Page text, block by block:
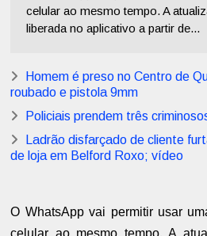
celular ao mesmo tempo. A
liberada no aplicativo a partir de...
Homem é preso no Centro de
roubado e pistola 9mm
Policiais prendem três
Ladrão disfarçado de cliente
de loja em Belford Roxo; vídeo
O WhatsApp vai permitir usar